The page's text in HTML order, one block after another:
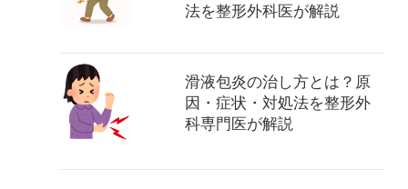
法を整形外科医が解説
滑液包炎の治し方とは？原
因・症状・対処法を整形外
科専門医が解説